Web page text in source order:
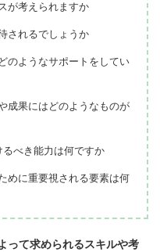
が考えられますか
されるでしょうか
のようなサポートをしてい
成果にはどのようなものが
べき能力は何ですか
めに重要視される要素は何
って求められるスキルや考